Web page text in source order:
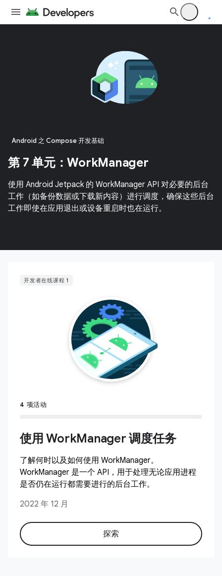
Android 之 Compose 开发基础
第 7 单元：WorkManager
使用 Android Jetpack 的 WorkManager API 对必要的后台
工作（如备份数据或下载新内容）进行调度，确保这些后台
工作即使在应用退出或设备重启时也在运行。
开发者在线课程 1
4 项活动
使用 WorkManager 调度任务
了解何时以及如何使用 WorkManager。
WorkManager 是一个 API，用于处理无论应用进程
是否仍在运行都需要进行的后台工作。
2022 年 12 月
探索